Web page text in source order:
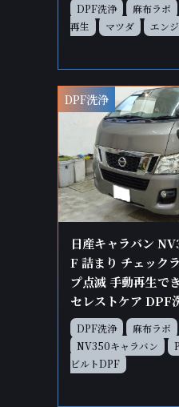
DPF洗浄 麻布ラボ
再生
マツダ エン
DPF洗浄
日産キャラバン
F 詰まり チェック
プ点滅 手動再生で
セレストケア DPF
DPF洗浄 麻布ラボ
NV350キャラバン
ビルトDPF